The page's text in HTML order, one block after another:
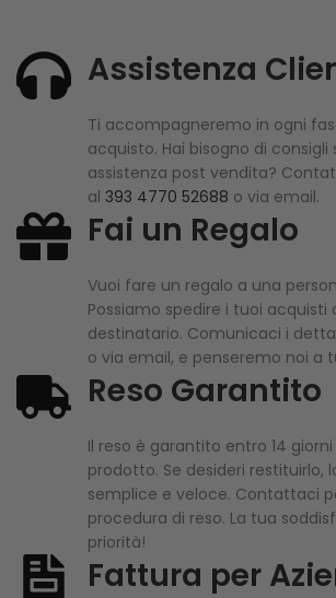
Assistenza
Ti accompagneremo in ogni
acquisto. Hai bisogno di consigli
assistenza post vendita?
al 393 4770 52688 o via email.
Fai un Regalo
Vuoi fare un regalo a una
Possiamo spedire i tuoi
destinatario. Comunicaci i
o via email, e penseremo noi a
Reso Garantito
Il reso è garantito entro 14
prodotto. Se desideri restituirlo,
semplice e veloce. Contattaci
procedura di reso. La tua
priorità!
Fattura per